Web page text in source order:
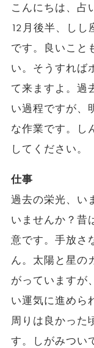
こんにちは、占
12月後半、しし
です。良いこと
い。そうすれば
て来ますよ。過
い過程ですが、
な作業です。し
してください。
仕事
過去の栄光、い
いませんか？昔
意です。手放さ
ん。太陽と星の
がっていますが
い運気に進めら
周りは良かった
す。しがみつい